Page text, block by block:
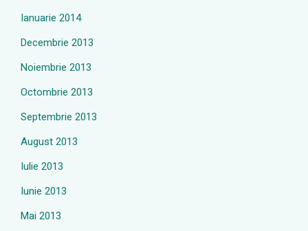
Ianuarie 2014
Decembrie 2013
Noiembrie 2013
Octombrie 2013
Septembrie 2013
August 2013
Iulie 2013
Iunie 2013
Mai 2013